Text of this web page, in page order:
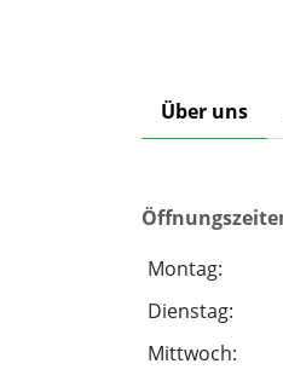
Über uns
Montag:
Dienstag:
Mittwoch: